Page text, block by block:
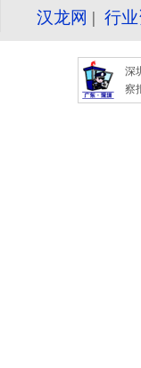
汉龙网 | 行
深
察